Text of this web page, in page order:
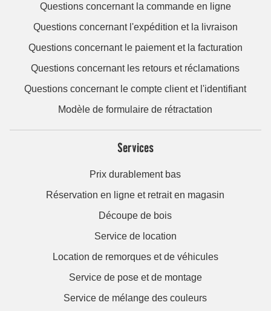
Questions concernant la commande en ligne
Questions concernant l'expédition et la livraison
Questions concernant le paiement et la facturation
Questions concernant les retours et réclamations
Questions concernant le compte client et l'identifiant
Modèle de formulaire de rétractation
Services
Prix durablement bas
Réservation en ligne et retrait en magasin
Découpe de bois
Service de location
Location de remorques et de véhicules
Service de pose et de montage
Service de mélange des couleurs